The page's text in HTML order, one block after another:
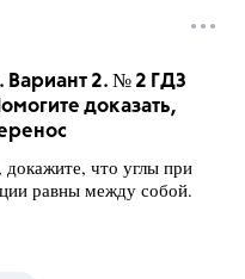
Вариант 2. № 2 ГДЗ
доказать,
докажите, что углы при
равны между собой.